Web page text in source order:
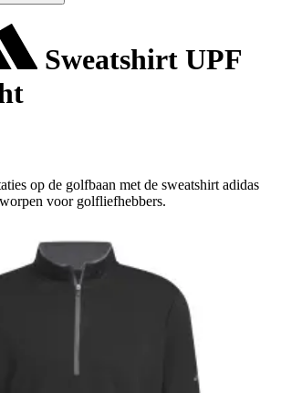
Sweatshirt UPF
op de golfbaan met de sweatshirt adidas
voor golfliefhebbers.